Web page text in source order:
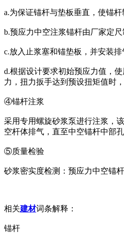
a.为保证锚杆与垫板垂直，使锚
b.预应力中空注浆锚杆由厂家定
c.放入止浆塞和锚垫板，并安装
d.根据设计要求初始预应力值，
力，扭力扳手达到预设扭矩值时
④锚杆注浆
采用专用螺旋砂浆泵进行注浆，
空杆体排气，直至中空锚杆中部
⑤质量检验
砂浆密实度检测：预应力中空锚
相关建材词条解释：
锚杆